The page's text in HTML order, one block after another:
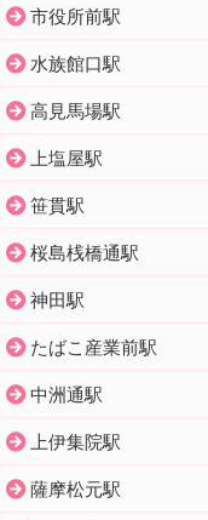
市役所前駅
水族館口駅
高見馬場駅
上塩屋駅
笹貫駅
桜島桟橋通駅
神田駅
たばこ産業前駅
中洲通駅
上伊集院駅
薩摩松元駅